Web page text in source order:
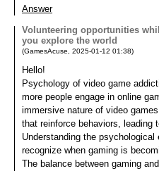
Answer
Volunteering opportunities
you explore the world
(GamesAcuse 2025-01-12 01:38)
Hello!
Psychology of video game
more people engage in online
immersive nature of video
that reinforce behaviors, leading
Understanding the
recognize when gaming is
The balance between gaming